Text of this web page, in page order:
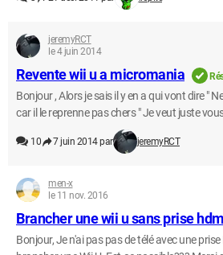
jeremyRCT
le 4 juin 2014
Revente wii u a micromania
Bonjour , Alors je sais il y en a qui vont dire "
car il le reprenne pas chers " Je veut juste
10 7 juin 2014 par jeremyRCT
men-x
le 11 nov. 2016
Brancher une wii u sans prise
Bonjour, Je n'ai pas pas de télé avec une